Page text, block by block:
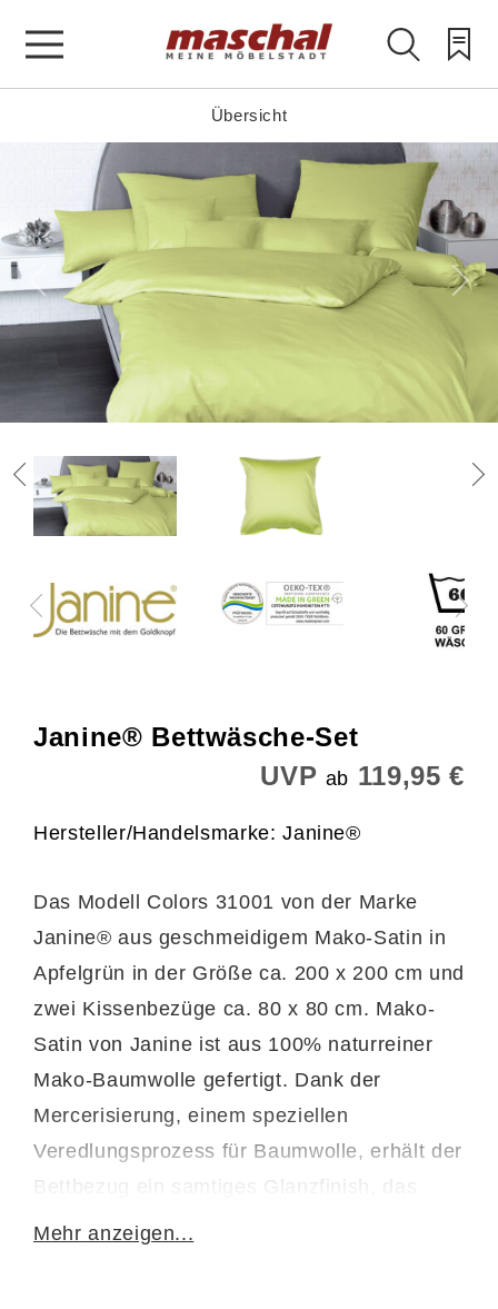
Übersicht
Janine® Bettwäsche-Set
UVP ab 119,95 €
Hersteller/Handelsmarke: Janine®
Das Modell Colors 31001 von der Marke
Janine® aus geschmeidigem Mako-Satin in
Apfelgrün in der Größe ca. 200 x 200 cm und
zwei Kissenbezüge ca. 80 x 80 cm. Mako-
Satin von Janine ist aus 100% naturreiner
Mako-Baumwolle gefertigt. Dank der
Mercerisierung, einem speziellen
Veredlungsprozess für Baumwolle, erhält der
Bettbezug ein samtiges Glanzfinish, das
nicht nur das Dessin unterstreicht, sondern
Mehr anzeigen...